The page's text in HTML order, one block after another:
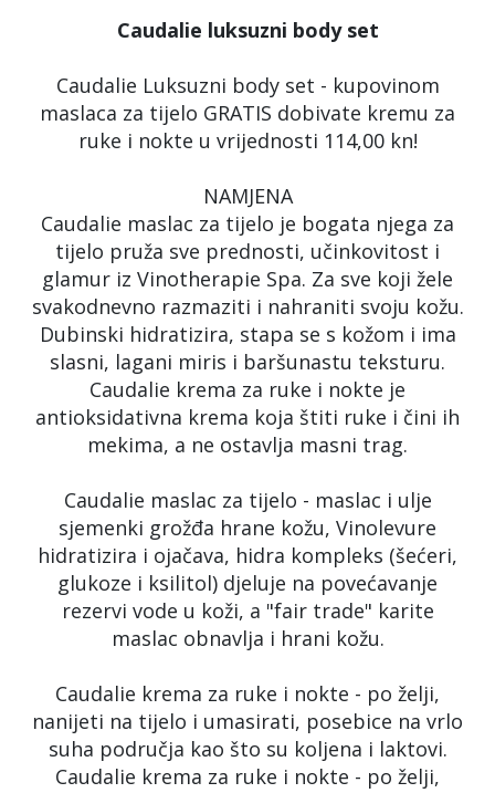
Caudalie luksuzni body set
Caudalie Luksuzni body set - kupovinom
maslaca za tijelo GRATIS dobivate kremu za
ruke i nokte u vrijednosti 114,00 kn!
NAMJENA
Caudalie maslac za tijelo je bogata njega za
tijelo pruža sve prednosti, učinkovitost i
glamur iz Vinotherapie Spa. Za sve koji žele
svakodnevno razmaziti i nahraniti svoju kožu.
Dubinski hidratizira, stapa se s kožom i ima
slasni, lagani miris i baršunastu teksturu.
Caudalie krema za ruke i nokte je
antioksidativna krema koja štiti ruke i čini ih
mekima, a ne ostavlja masni trag.
Caudalie maslac za tijelo - maslac i ulje
sjemenki grožđa hrane kožu, Vinolevure
hidratizira i ojačava, hidra kompleks (šećeri,
glukoze i ksilitol) djeluje na povećavanje
rezervi vode u koži, a "fair trade" karite
maslac obnavlja i hrani kožu.
Caudalie krema za ruke i nokte - po želji,
nanijeti na tijelo i umasirati, posebice na vrlo
suha područja kao što su koljena i laktovi.
Caudalie krema za ruke i nokte - po želji,